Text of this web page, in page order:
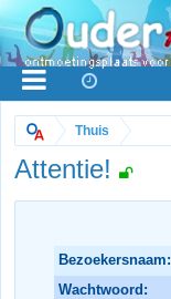
Thuis
Attentie!
Bezoekersnaam:
Wachtwoord: